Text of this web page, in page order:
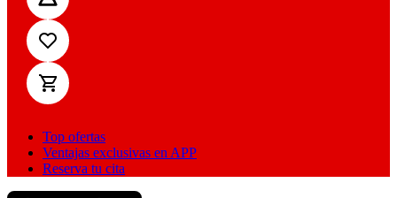
Top ofertas
Ventajas exclusivas en APP
Reserva tu cita